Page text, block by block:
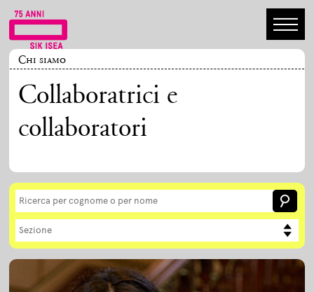
Chi siamo
Collaboratrici e
collaboratori
Sezione